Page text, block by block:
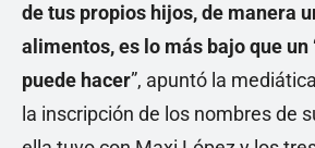
de tus propios hijos, de manera
alimentos, es lo más bajo que un
puede hacer”, apuntó la
la inscripción de los nombres de